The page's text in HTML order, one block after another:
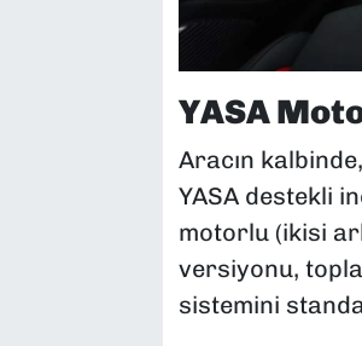
YASA
Aracın
YASA destekli
motorlu (ikisi
versiyonu,
sistemini